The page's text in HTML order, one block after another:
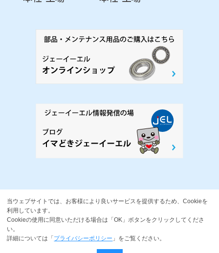
当ウェブサイトでは、お客様により良いサービスを提供するため、Cookieを
利用しています。
Cookieの使用に同意いただける場合は「OK」ボタンをクリックしてくださ
い。
詳細については「プライバシーポリシー 」をご覧ください。